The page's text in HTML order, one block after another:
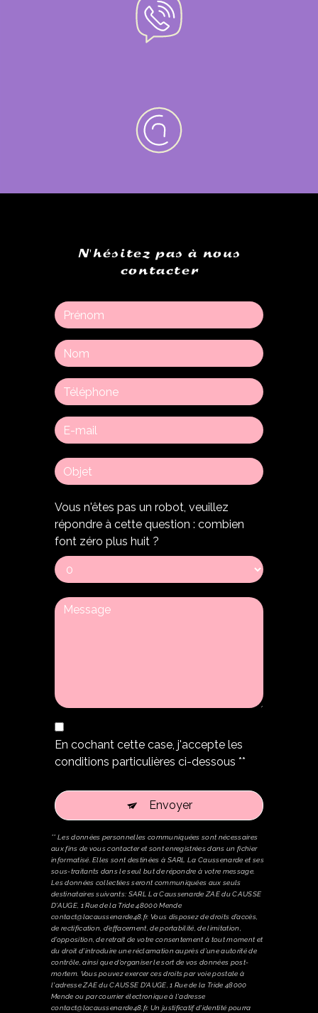
N'hésitez pas à nous
contacter
Vous n'êtes pas un robot, veuillez
répondre à cette question : combien
font zéro plus huit ?
En cochant cette case, j'accepte les
conditions particulières ci-dessous **
Envoyer
** Les données personnelles communiquées sont nécessaires
aux fins de vous contacter et sont enregistrées dans un fichier
informatisé. Elles sont destinées à SARL La Caussenarde et ses
sous-traitants dans le seul but de répondre à votre message.
Les données collectées seront communiquées aux seuls
destinataires suivants: SARL La Caussenarde ZAE du CAUSSE
D'AUGE, 1 Rue de la Tride 48000 Mende
contact@lacaussenarde48.fr. Vous disposez de droits d’accès,
de rectification, d’effacement, de portabilité, de limitation,
d’opposition, de retrait de votre consentement à tout moment et
du droit d’introduire une réclamation auprès d’une autorité de
contrôle, ainsi que d’organiser le sort de vos données post-
mortem. Vous pouvez exercer ces droits par voie postale à
l'adresse ZAE du CAUSSE D'AUGE, 1 Rue de la Tride 48000
Mende ou par courrier électronique à l'adresse
contact@lacaussenarde48.fr. Un justificatif d'identité pourra